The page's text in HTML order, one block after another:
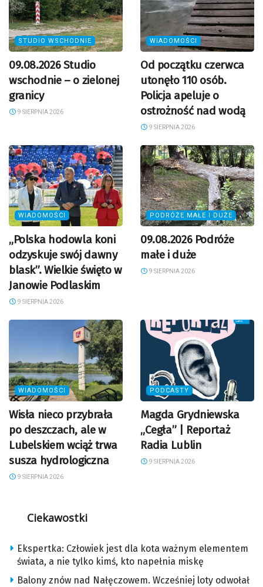
STUDIO WSCHODNIE
09.08.2026 Studio
wschodnie – o zielonej
granicy
9 SIERPNIA 2026
WIADOMOŚCI
Od początku czerwca
utonęło 110 osób.
Policja apeluje o
ostrożność nad wodą
9 SIERPNIA 2026
WIADOMOŚCI
„Polska hodowla koni
odzyskuje swój dawny
blask”. Wielkie święto w
Janowie Podlaskim
9 SIERPNIA 2026
PODRÓŻE MAŁE I DUŻE
09.08.2026 Podróże
małe i duże
9 SIERPNIA 2026
WIADOMOŚCI
Wisła nieco przybrała
po deszczach, ale w
Lubelskiem wciąż trwa
susza hydrologiczna
9 SIERPNIA 2026
PODCASTY
Magda Grydniewska
„Cegła” | Reportaż
Radia Lublin
9 SIERPNIA 2026
Ciekawostki
Ekspertka: Człowiek jest dla kota ważnym elementem
świata, a nie tylko kimś, kto napełnia miskę
Balony znów nad Nałęczowem. Wcześniej loty odwołał